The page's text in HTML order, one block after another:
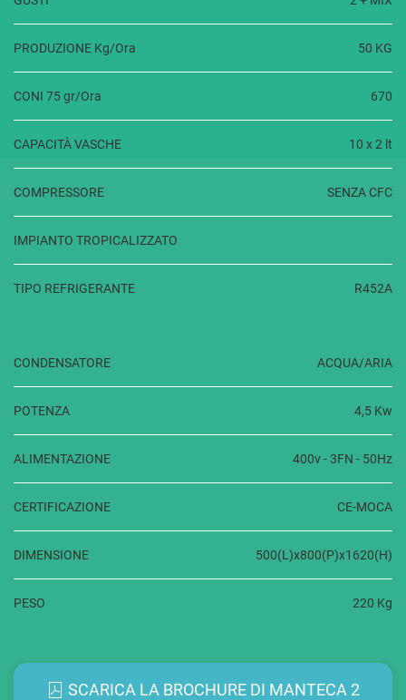
PRODUZIONE Kg/Ora 50 KG
CONI 75 gr/Ora 670
CAPACITÀ VASCHE 10 x 2 lt
COMPRESSORE SENZA CFC
IMPIANTO TROPICALIZZATO
TIPO REFRIGERANTE R452A
CONDENSATORE ACQUA/ARIA
POTENZA 4,5 Kw
ALIMENTAZIONE 400v - 3FN - 50Hz
CERTIFICAZIONE CE-MOCA
DIMENSIONE 500(L)x800(P)x1620(H)
PESO 220 Kg
SCARICA LA BROCHURE DI MANTECA 2